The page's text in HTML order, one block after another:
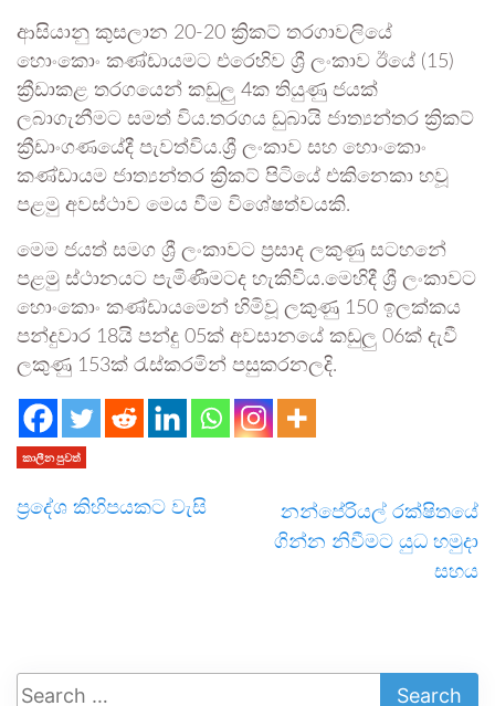
ආසියානු කුසලාන 20-20 ක්‍රිකට් තරගාවලියේ
හොංකොං කණ්ඩායමට එරෙහිව ශ්‍රී ලංකාව ඊයේ (15)
ක්‍රීඩාකළ තරගයෙන් කඩුලු 4ක තියුණු ජයක්
ලබාගැනීමට සමත් විය.තරගය ඩුබායි ජාත්‍ය­න්තර ක්‍රිකට්
ක්‍රීඩාං­ග­ණයේදී පැවත්විය.ශ්‍රී ලංකාව සහ හොංකොං
කණ්ඩායම ජාත්‍යන්තර ක්‍රිකට් පිටියේ එකිනෙකා හවූ
පළමු අවස්ථාව මෙය වීම විශේෂත්වයකි.
මෙම ජයත් සමග ශ්‍රී ලංකාවට ප්‍රසාද ලකුණු සටහනේ
පළමු ස්ථානයට පැමිණීමටද හැකිවිය.මෙහිදී ශ්‍රී ලංකාවට
හොංකොං කණ්ඩායමෙන් හිමිවූ ලකුණු 150 ඉලක්කය
පන්දුවාර 18යි පන්දු 05ක් අවසානයේ කඩුලු 06ක් දැවී
ලකුණු 153ක් රැස්කරමින් පසුකරනලදි.
කාලීන පුවත්
ප්‍රදේශ කිහිපයකට වැසි
නන්පේරියල් රක්ෂිතයේ
ගින්න නිවීමට යුධ හමුදා
සහය